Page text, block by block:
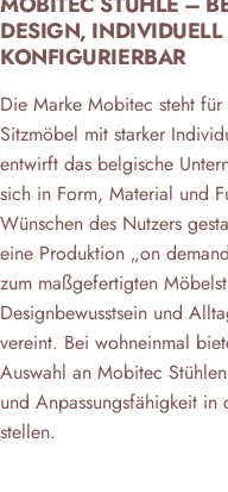
DESIGN, INDIVIDUELL
KONFIGURIERBAR
Die Marke Mobitec steht
Sitzmöbel mit starker
entwirft das belgische
sich in Form, Material und
Wünschen des Nutzers
eine Produktion „on
zum maßgefertigten
Designbewusstsein und
vereint. Bei wohneinmal
Auswahl an Mobitec
und Anpassungsfähigkeit in
stellen.